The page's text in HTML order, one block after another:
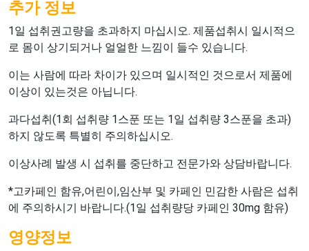
추가 정보
1일 섭취권고량을 초과하지 마십시오. 제품섭취시 일시적으
로 몸이 상기되거나 얼얼한 느낌이 들수 있습니다.
이는 사람에 따라 차이가 있으며 일시적인 것으로서 제품에
이상이 있는것은 아닙니다.
과다섭취(1회 섭취량 1스푼 또는 1일 섭취량 3스푼을 초과)
하지 않도록 특별히 주의하십시오.
이상사례 발생 시 섭취를 중단하고 전문가와 상담바랍니다.
*고카페인 함유,어린이,임산부 및 카페인 민감한 사람은 섭취
에 주의하시기 바랍니다.(1일 섭취량당 카페인 30mg 함유)
영양정보